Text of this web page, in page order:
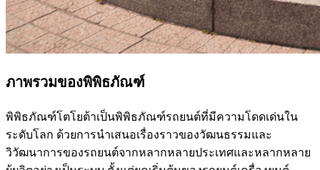
ภาพรวมของพิพิธภัณฑ์
พิพิธภัณฑ์โตโยต้าเป็นพิพิธภัณฑ์รถยนต์ที่มีความโดดเด่นใน
ระดับโลก ด้วยการนำเสนอเรื่องราวของวัฒนธรรมและ
วิวัฒนาการของรถยนต์จากหลากหลายประเทศและหลากหลาย